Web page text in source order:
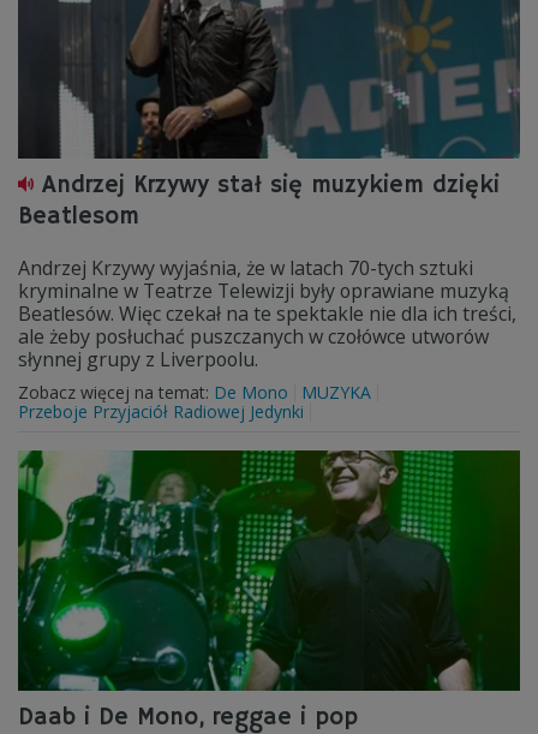
Andrzej Krzywy stał się muzykiem dzięki
Beatlesom
Andrzej Krzywy wyjaśnia, że w latach 70-tych sztuki
kryminalne w Teatrze Telewizji były oprawiane muzyką
Beatlesów. Więc czekał na te spektakle nie dla ich treści,
ale żeby posłuchać puszczanych w czołówce utworów
słynnej grupy z Liverpoolu.
Zobacz więcej na temat: De Mono
MUZYKA
Przeboje Przyjaciół Radiowej Jedynki
Daab i De Mono, reggae i pop